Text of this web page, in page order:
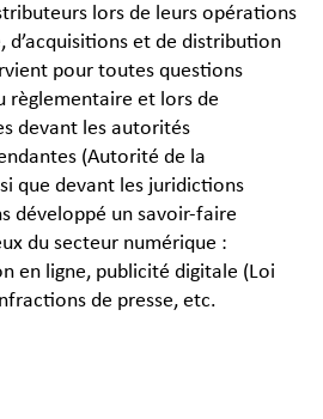
lors de leurs opérations
d’acquisitions et de distribution
pour toutes questions
règlementaire et lors de
devant les autorités
(Autorité de la
que devant les juridictions
développé un savoir-faire
du secteur numérique :
en ligne, publicité digitale (Loi
de presse, etc.